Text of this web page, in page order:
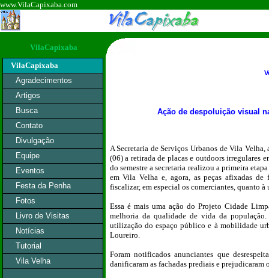
www.VilaCapixaba.com
VilaCapixaba
VilaCapixaba
Agradecimentos
Artigos
Busca
Contato
Divulgação
Equipe
Eventos
Festa da Penha
Fotos
Livro de Visitas
Notícias
Tutorial
Vila Velha
Ação de despoluição visual
A Secretaria de Serviços Urbanos de Vila
(06) a retirada de placas e outdoors irregulares
do semestre a secretaria realizou a primeira
em Vila Velha e, agora, as peças afixadas
fiscalizar, em especial os comerciantes, quanto
Essa é mais uma ação do Projeto Cidade
melhoria da qualidade de vida da
utilização do espaço público e à mobilidade
Loureiro.
Foram notificados anunciantes que
danificaram as fachadas prediais e prejudicaram